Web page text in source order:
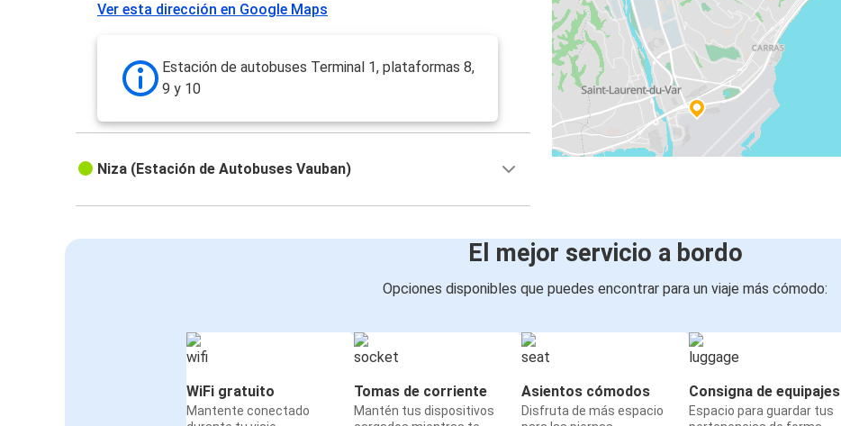
Ver esta dirección en Google Maps
Estación de autobuses Terminal 1, plataformas 8,
9 y 10
Niza (Estación de Autobuses Vauban)
El mejor servicio a bordo
Opciones disponibles que puedes encontrar para un viaje más cómodo:
WiFi gratuito
Mantente conectado
Tomas de corriente
Mantén tus dispositivos
Asientos cómodos
Disfruta de más espacio
Consigna de equipajes
Espacio para guardar tus